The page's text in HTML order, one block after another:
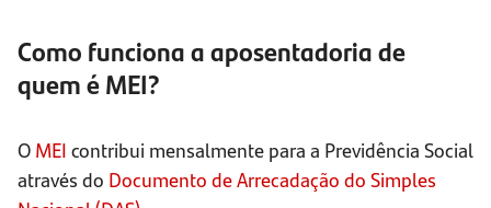
Como funciona a aposentadoria de
quem é MEI?
O MEI contribui mensalmente para a Previdência Social
através do Documento de Arrecadação do Simples